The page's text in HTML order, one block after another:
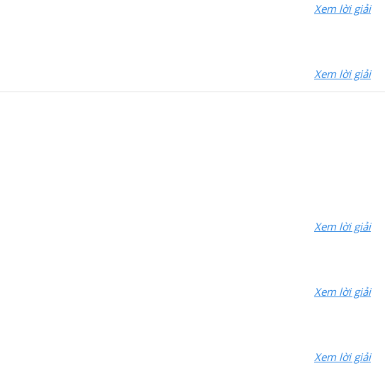
Xem lời giải
Xem lời giải
Xem lời giải
Xem lời giải
Xem lời giải